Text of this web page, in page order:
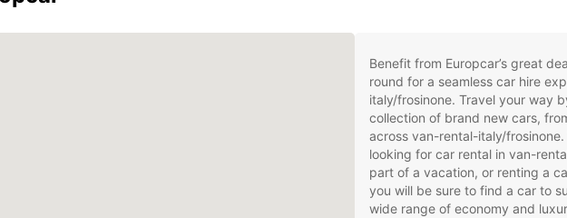
Benefit from Europcar’s great
round for a seamless car hire
italy/frosinone. Travel your way
collection of brand new cars,
across van-rental-italy/
looking for car rental in van-
part of a vacation, or renting a
you will be sure to find a car to
wide range of economy and